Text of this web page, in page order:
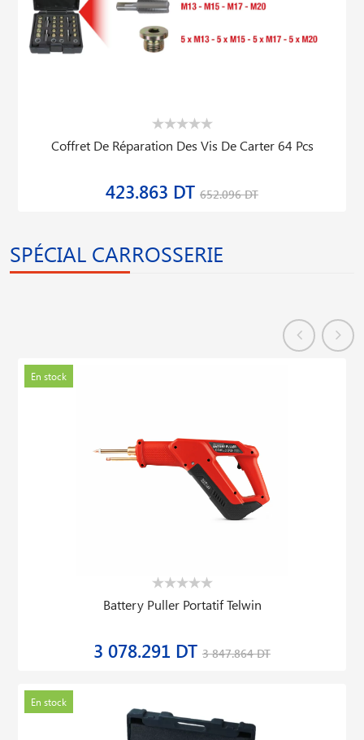
Coffret De Réparation Des Vis De Carter 64 Pcs
423.863 DT 652.096 DT
SPÉCIAL CARROSSERIE
En stock
Battery Puller Portatif Telwin
3 078.291 DT 3 847.864 DT
En stock